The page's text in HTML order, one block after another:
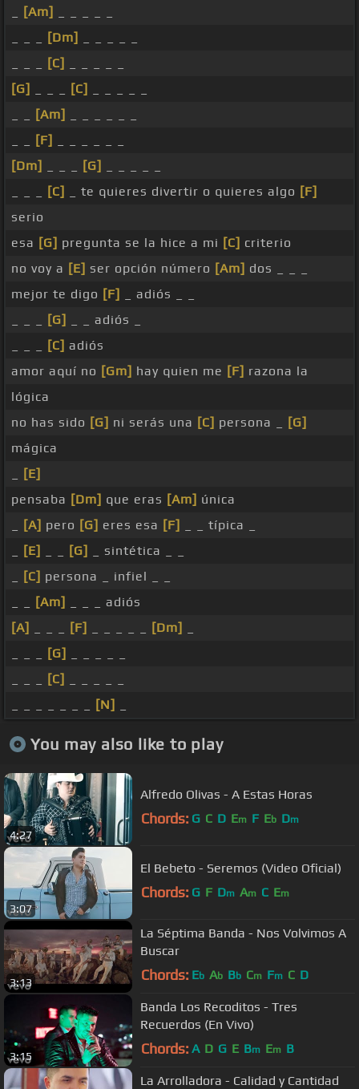
[Am]
[Dm]
[C]
[G]
[C]
[Am]
[F]
[Dm]
[G]
[C] _ te quieres divertir o quieres algo [F]
serio
esa [G] pregunta se la hice a mi [C] criterio
no voy a [E] ser opción número [Am] dos _ _ _
mejor te digo [F]
_ adiós _ _
[G]
_ _ adiós _
[C] adiós
amor aquí no [Gm] hay quien me [F] razona la
lógica
no has sido [G] ni serás una [C] persona _
[G]
mágica
[E]
pensaba [Dm] que eras [Am] única
[A] pero [G] eres esa [F]
_ _ típica _
[E] [G]
_ sintética _ _
[C] persona _ infiel _ _
[Am]
_ _ _ adiós
[A]
[F] [Dm]
[G]
[C]
[N]
You may also like to play
4:27
Alfredo Olivas - A Estas Horas
Chords: G C D Em F Eb Dm
3:07
El Bebeto - Seremos (Video Oficial)
Chords: G F Dm Am C Em
3:13
La Séptima Banda - Nos Volvimos A
Buscar
Chords: Eb Ab Bb Cm Fm C D
3:15
Banda Los Recoditos - Tres
Recuerdos (En Vivo)
Chords: A D G E Bm Em B
La Arrolladora - Calidad y Cantidad